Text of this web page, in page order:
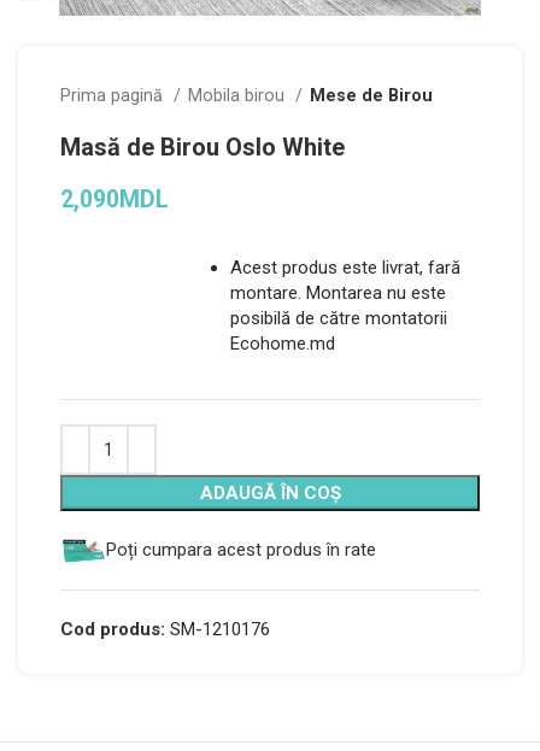
Prima pagină Mobila birou Mese de Birou
Masă de Birou Oslo White
2,090MDL
Acest produs este livrat, fară
montare. Montarea nu este
posibilă de către montatorii
Ecohome.md
ADAUGĂ ÎN COȘ
Alternative:
Poți cumpara acest produs în rate
Cod produs: SM-1210176